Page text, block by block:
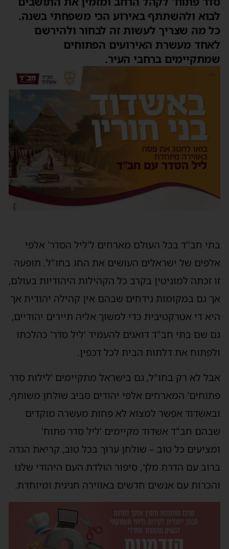
לבוא ולהשתתף באירוע הכי משפחתי בשנה.
כל מה שצריך לעשות זה לבחור ולהירשם
לאחד מעשרת האירועים הפתוחים
שמתקיימים ברחבי העיר.
בתי חב"ד בכל העולם מארחים ל'ליל הסדר' אלפי
אלפים של ישראלים העושים את החג בחו"ל. תופעה
זו זכתה למוניטין בקרב כל הקהילות היהודיות בעולם,
אך גם במקומות נידחים שבהם אין קהילה יהודית אך
היא די אטרקטיבית כדי למשוך אליה תיירים יהודיים,
גם שם בתי חב"ד דואגים להעמיד 'ליל סדר' כהלכתו
ולפתוח את דלתות הבית לכל דכפין.
אבל לא רק בחו"ל, גם בישראל מתקיימים 'לילות סדר
פתוחים' המארחים אלפי יהודים סביב שולחן משותף,
ובאשדוד אפשר למצוא לא פחות מעשרה מוקדים
שבהם חב"ד אשדוד מקיימים 'ליל סדר פתוח'
ומציעים כל טוב – שולחן ערוך בכל טוב, קריאת הגדה
ברוב עם הדרת מלך, סיפור הולדת העם היהודי שלנו
והכרות עם אנשים חדשים באווירה חגיגית ומיוחדת.